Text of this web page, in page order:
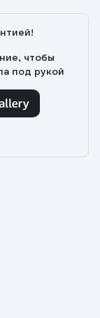
чтобы
под рукой